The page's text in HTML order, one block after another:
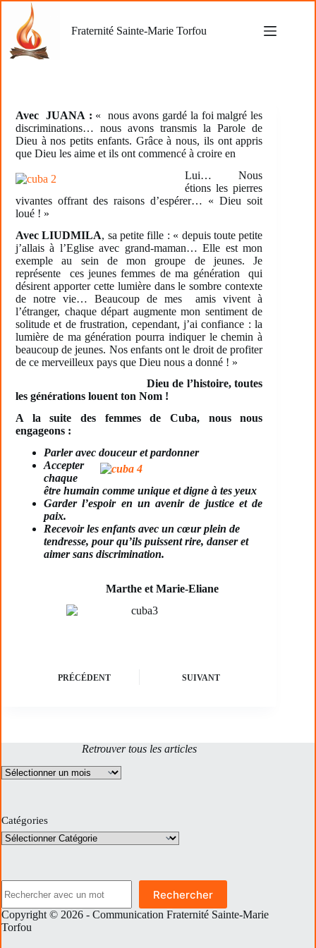
contenu
Fraternité Sainte-Marie Torfou
Avec JUANA : « nous avons gardé la foi malgré les
discriminations… nous avons transmis la Parole de
Dieu à nos petits enfants. Grâce à nous, ils ont appris
que Dieu les aime et ils ont commencé à croire en
Lui… Nous
étions les pierres
vivantes offrant des raisons d’espérer… « Dieu soit
loué ! »
Avec LIUDMILA, sa petite fille : « depuis toute petite
j’allais à l’Eglise avec grand-maman… Elle est mon
exemple au sein de mon groupe de jeunes. Je
représente ces jeunes femmes de ma génération qui
désirent apporter cette lumière dans le sombre contexte
de notre vie… Beaucoup de mes amis vivent à
l’étranger, chaque départ augmente mon sentiment de
solitude et de frustration, cependant, j’ai confiance : la
lumière de ma génération pourra indiquer le chemin à
beaucoup de jeunes. Nos enfants ont le droit de profiter
de ce merveilleux pays que Dieu nous a donné ! »
Dieu de l’histoire, toutes
les générations louent ton Nom !
A la suite des femmes de Cuba, nous nous
engageons :
Parler avec douceur et pardonner
Accepter
chaque
être humain comme unique et digne à tes yeux
Garder l’espoir en un avenir de justice et de
paix.
Recevoir les enfants avec un cœur plein de
tendresse, pour qu’ils puissent rire, danser et
aimer sans discrimination.
Marthe et Marie-Eliane
PRÉCÉDENT SUIVANT
Retrouver tous les articles
Archives
Catégories
Rechercher
Copyright © 2026 - Communication Fraternité Sainte-Marie
Torfou